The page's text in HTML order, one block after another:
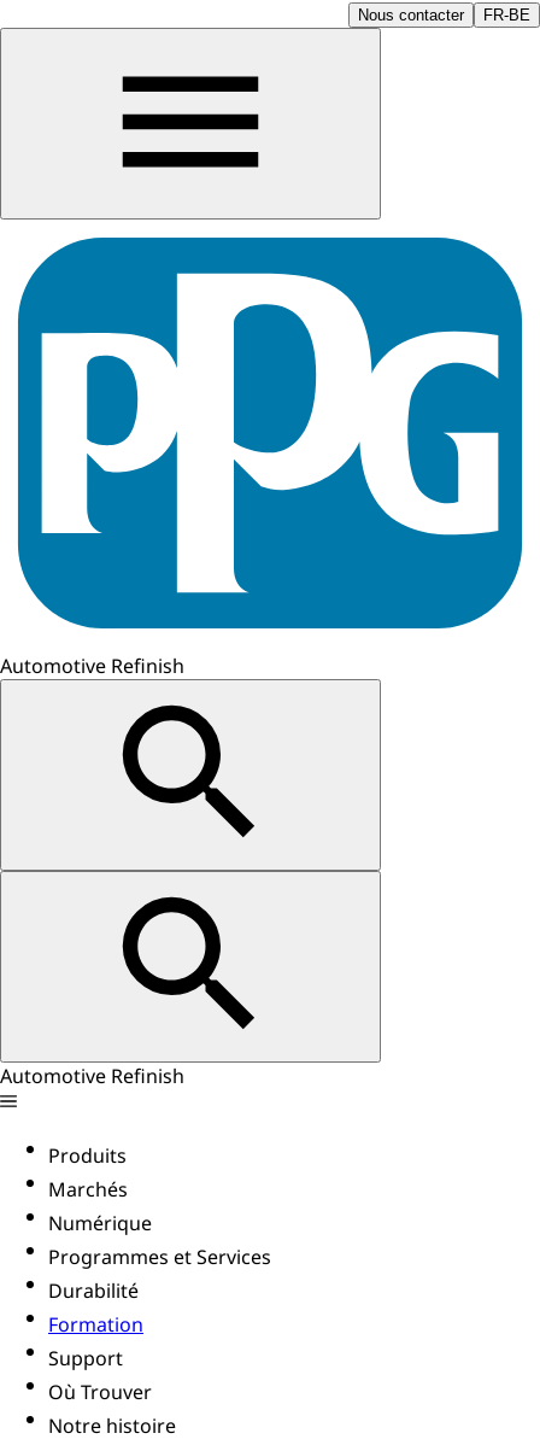
Nous contacter FR-BE
Automotive Refinish
Automotive Refinish
Produits
Marchés
Numérique
Programmes et Services
Durabilité
Formation
Support
Où Trouver
Notre histoire